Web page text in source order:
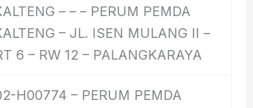
– – – PERUM PEMDA
– JL. ISEN MULANG II –
6 – RW 12 – PALANGKARAYA
H00774 – PERUM PEMDA